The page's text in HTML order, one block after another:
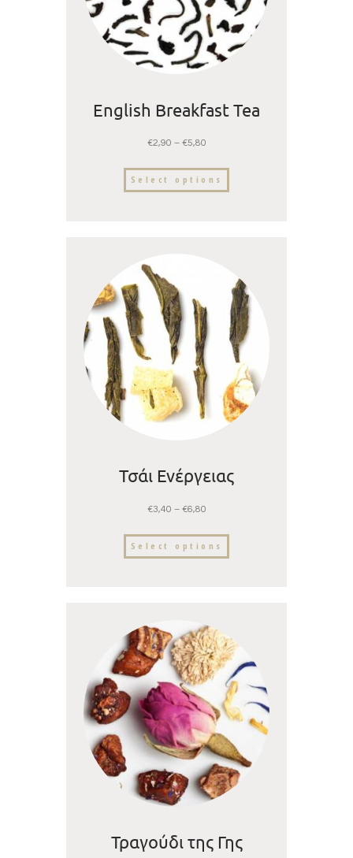
English Breakfast Tea
€2,90 – €5,80
Select options
Τσάι Ενέργειας
€3,40 – €6,80
Select options
Τραγούδι της Γης